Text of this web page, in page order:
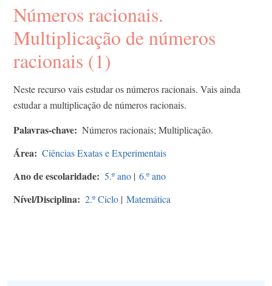
Números racionais.
Multiplicação de números
racionais (1)
Neste recurso vais estudar os números racionais. Vais ainda
estudar a multiplicação de números racionais.
Palavras-chave Números racionais; Multiplicação.
Área Ciências Exatas e Experimentais
Ano de escolaridade 5.º ano | 6.º ano
Nível/Disciplina 2.º Ciclo | Matemática